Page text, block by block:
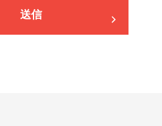
送信